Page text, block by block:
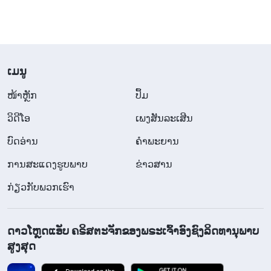
ພະຍາຍາມທີ່ຈະເຂົ້າໃຈຄວາມຈິງ ຫຼື ສະແຫວງຫາເສັ້ນທາງ
ກົງກັນຂ້າມ, ຂ້ານ້ອຍຮູ້ສຶກອິດສາລາວ. ເມື່ອການສົນທະນາ
ຂອງຂ້ານ້ອຍເອງບໍ່ໄດ້ດີ ແລະ ເມື່ອຂ້ານ້ອຍບໍ່ສາມາດໄດ້ໂອ້
ອວດ ແຕ່ເຮັດໃຫ້ຕົນເອງອັບອາຍແທນ, ຈິດໃຈຂອງຂ້ານ້ອຍກໍ
ສັບສົນ ແລະ ຂ້ານ້ອຍຈະຄິດລົບຫຼາຍ ແລະ ບໍ່ພໍໃຈ. ຂ້ານ້ອຍ
ຢ້ານກົວຢູ່ເລິກໆວ່າອ້າຍເອື້ອຍນ້ອງຂອງຂ້ານ້ອຍຈະດູຖູກຂ້າ
ເຊິ່ງນັ້ນກໍຄື ຂ້ານ້ອຍບໍ່ສາມາດທົນເບິ່ງຄົນໜຶ່ງທີ່ເຮັດໄດ້ດີ
​ເມ​ນູ
​ໜ້າຫຼັກ
ປຶ້ມ
ວິ​ດີ​ໂອ
ເພງສັນລະເສີນ
ບົດອ່ານ
ຄຳພະຍານ
ການສະແດງຮູບພາບ
ຂ່າວສານ
ກ່ຽວກັບພວກເຮົາ
ດາວໂຫຼດແອັບ ຄຣິສຕະຈັກຂອງພຣະເຈົ້າອົງຊົງລິດທານຸພາບ
ສູງສຸດ